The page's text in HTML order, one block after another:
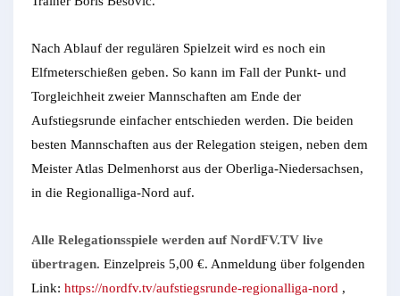
Nach Ablauf der regulären Spielzeit wird es noch ein
Elfmeterschießen geben. So kann im Fall der Punkt- und
Torgleichheit zweier Mannschaften am Ende der
Aufstiegsrunde einfacher entschieden werden. Die beiden
besten Mannschaften aus der Relegation steigen, neben dem
Meister Atlas Delmenhorst aus der Oberliga-Niedersachsen,
in die Regionalliga-Nord auf.
Alle Relegationsspiele werden auf NordFV.TV live
übertragen. Einzelpreis 5,00 €. Anmeldung über folgenden
Link: https://nordfv.tv/aufstiegsrunde-regionalliga-nord ,